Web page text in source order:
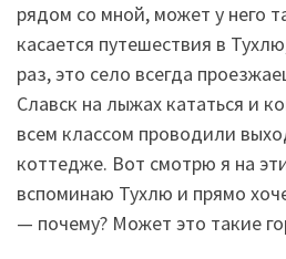
рядом со мной, может у него
касается путешествия в
раз, это село всегда
Славск на лыжах кататься и
всем классом проводили
коттедже. Вот смотрю я на
вспоминаю Тухлю и прямо
— почему? Может это такие